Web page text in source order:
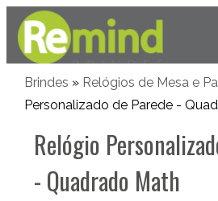
Brindes » Relógios de Mesa e
Personalizado de Parede -
Relógio
- Quadrado Math